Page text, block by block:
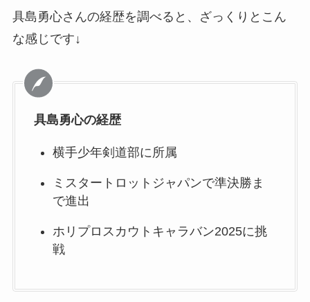
具島勇心さんの経歴を調べると、ざっくりとこん
な感じです↓
具島勇心の経歴
横手少年剣道部に所属
ミスタートロットジャパンで準決勝ま
で進出
ホリプロスカウトキャラバン2025に挑
戦